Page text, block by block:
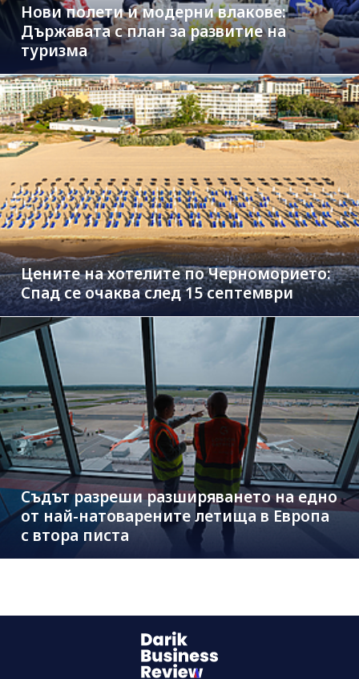
Нови полети и модерни влакове:
Държавата с план за развитие на
туризма
Цените на хотелите по Черноморието:
Спад се очаква след 15 септември
Съдът разреши разширяването на едно
от най-натоварените летища в Европа
с втора писта